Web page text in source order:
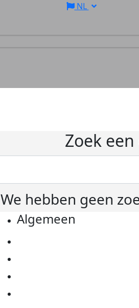
NL
Zoek
We hebben geen
Algemeen